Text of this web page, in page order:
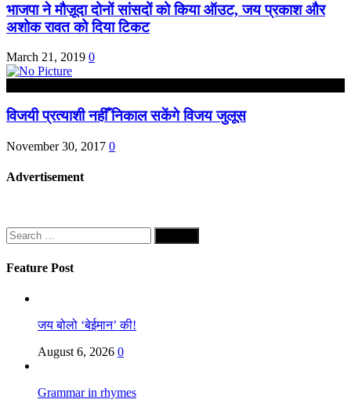
भाजपा ने मौज़ूदा दोनों सांसदों को किया ऑउट, जय प्रकाश और
अशोक रावत को दिया टिकट
March 21, 2019 0
विजयी प्रत्याशी नहीँ निकाल सकेंगे विजय जुलूस
November 30, 2017 0
Advertisement
Search
for:
Feature Post
जय बोलो ‘बेईमान’ की!
August 6, 2026 0
Grammar in rhymes